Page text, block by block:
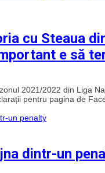
cu Steaua
e să
2021/2022 din Liga
pentru pagina de
dintr-un